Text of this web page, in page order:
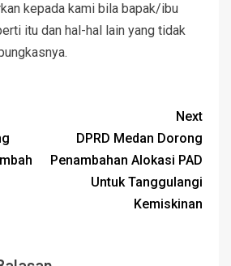
kepada kami bila bapak/ibu
itu dan hal-hal lain yang tidak
Next
DPRD Medan Dorong
Penambahan Alokasi PAD
Untuk Tanggulangi
Kemiskinan